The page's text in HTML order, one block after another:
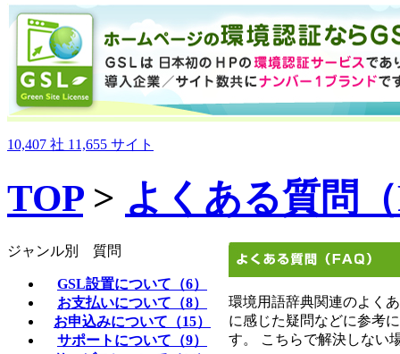
10,407 社 11,655 サイト
TOP> よくある質問
ジャンル別 質問
GSL設置について（6）
お支払いについて（8）
お申込みについて（15）
サポートについて（9）
環境用語辞典関連のよく
に感じた疑問などに参考
す。 こちらで解決しない